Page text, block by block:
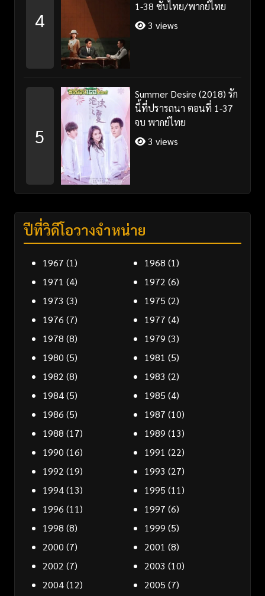
4
1-38 ซับไทย/พากย์ไทย
3 views
5
Summer Desire (2018) รัก
นี้ที่ปรารถนา ตอนที่ 1-37
จบ พากย์ไทย
3 views
ปีที่วิดีโอวางจำหน่าย
1967 (1) 1968 (1)
1971 (4) 1972 (6)
1973 (3) 1975 (2)
1976 (7) 1977 (4)
1978 (8) 1979 (3)
1980 (5) 1981 (5)
1982 (8) 1983 (2)
1984(5) 1985 (4)
1986 (5) 1987 (10)
1988 (17) 1989 (13)
1990 (16) 1991 (22)
1992 (19) 1993 (27)
1994(13) 1995 (11)
1996 (11) 1997 (6)
1998 (8) 1999 (5)
2000 (7) 2001 (8)
2002 (7) 2003 (10)
2004(12) 2005 (7)